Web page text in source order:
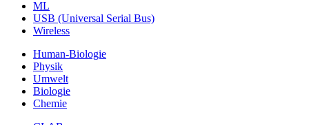
ML
USB (Universal Serial Bus)
Wireless
Human-Biologie
Physik
Umwelt
Biologie
Chemie